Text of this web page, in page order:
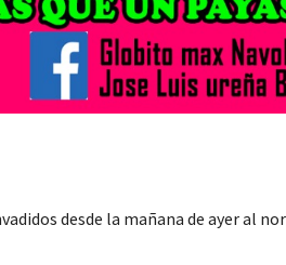
desde la mañana de ayer al